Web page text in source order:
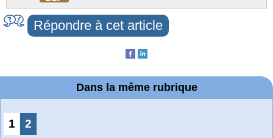
Répondre à cet article
Dans la même rubrique
1 2